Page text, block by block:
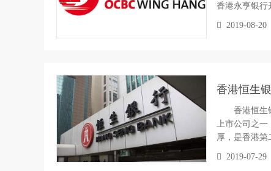
香港永亨银
2019-08-20
香港恒生
香港恒生银
上市公司之
厚，是香港
2019-07-29